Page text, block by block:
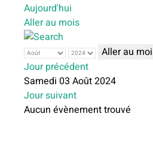
Aujourd'hui
Aller au mois
Aller au
Jour précédent
Samedi 03 Août 2024
Jour suivant
Aucun évènement trouvé